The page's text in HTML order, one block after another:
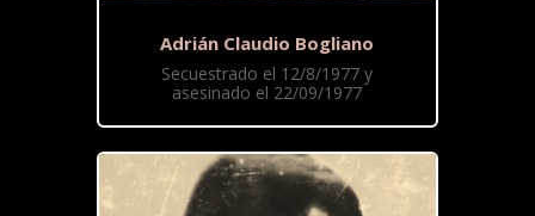
Adrián Claudio Bogliano
Secuestrado el 12/8/1977 y
asesinado el 22/09/1977